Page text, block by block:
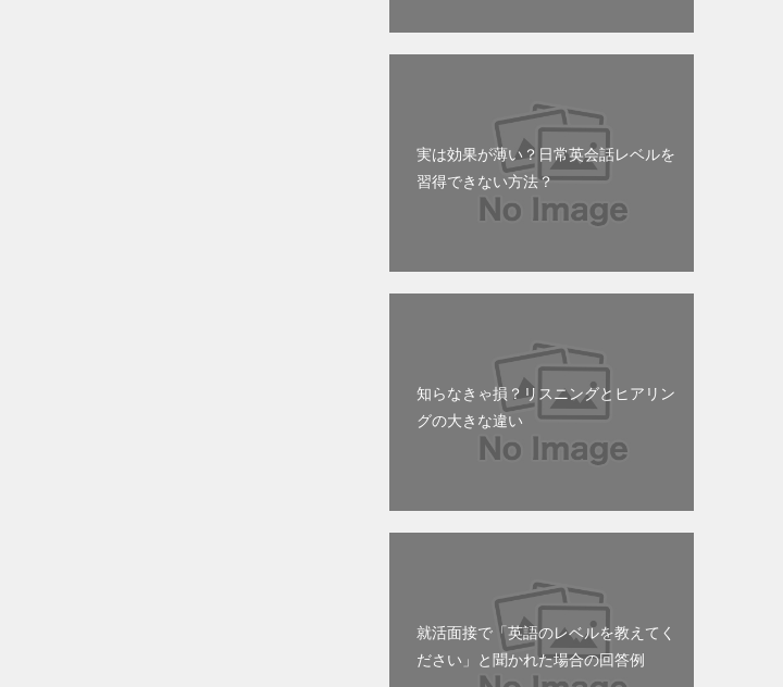
実は効果が薄い？日常英会話レベルを
習得できない方法？
知らなきゃ損？リスニングとヒアリン
グの大きな違い
就活面接で「英語のレベルを教えてく
ださい」と聞かれた場合の回答例